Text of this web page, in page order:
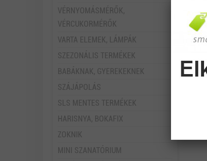
VÉRNYOMÁSMÉRŐK,
VÉRCUKORMÉRŐK
VARTA ELEMEK, LÁMPÁK
SZEZONÁLIS TERMÉKEK
BABÁKNAK, GYEREKEKNEK
SZÁJÁPOLÁS
SLS MENTES TERMÉKEK
HARISNYA, BOKAFIX
ZOKNIK
MINI SZANATÓRIUM